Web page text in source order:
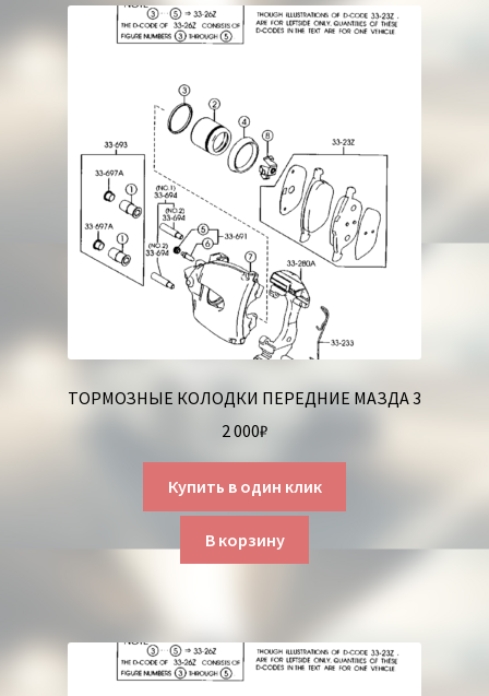
ТОРМОЗНЫЕ КОЛОДКИ ПЕРЕДНИЕ МАЗДА 3
2 000₽
Купить в один клик
В корзину